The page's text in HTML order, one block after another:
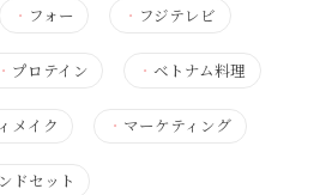
・ フォー ・ フジテレビ
・ プロテイン ・ ベトナム料理
メイク ・ マーケティング
ドセット